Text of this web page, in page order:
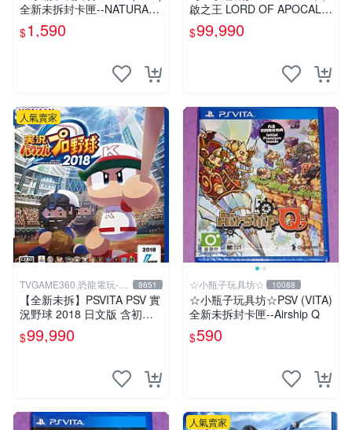
全新未拆封卡匣--NATURAL
DOCTRINE 自然教義/自然教
理(日版)
$1,590
啟之王 LORD OF APOCALY
PSE 日文版【台中恐龍電
玩】
$99,990
人氣賣家
TVGAME360 恐龍電玩-台
中店
8651
【全新未拆】PSVITA PSV 實
況野球 2018 日文版 含初回
限定特典【台中恐龍電玩】
$99,990
☆小瓶子玩具坊☆ 10088
☆小瓶子玩具坊☆PSV (VITA)
全新未拆封卡匣--Airship Q
$590
人氣賣家